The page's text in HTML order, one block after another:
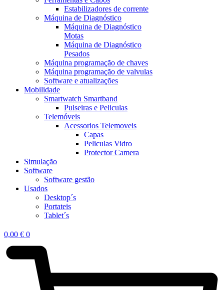
Estabilizadores de corrente
Máquina de Diagnóstico
Máquina de Diagnóstico
Motas
Máquina de Diagnóstico
Pesados
Máquina programação de chaves
Máquina programação de valvulas
Software e atualizações
Mobilidade
Smartwatch Smartband
Pulseiras e Peliculas
Telemóveis
Acessorios Telemoveis
Capas
Peliculas Vidro
Protector Camera
Simulação
Software
Software gestão
Usados
Desktop´s
Portateis
Tablet´s
0,00 € 0